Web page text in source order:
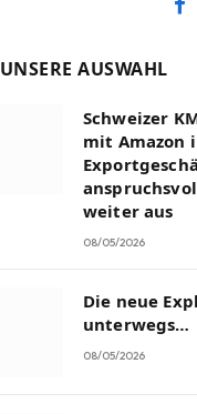
UNSERE AUSWAHL
Schweizer
mit Amazon
weiter aus
08/05/2026
Die neue
unterwegs…
08/05/2026